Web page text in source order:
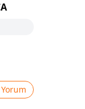
Yorum